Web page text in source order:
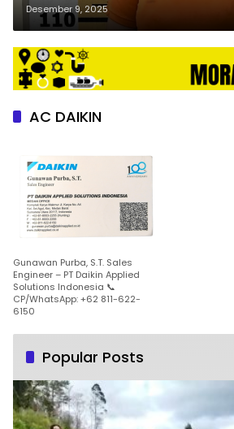
Polres Tebing Tinggi
Desember 9, 2025
AC DAIKIN
Gunawan Purba, S.T. Sales
Engineer – PT Daikin Applied
Solutions Indonesia 📞
CP/WhatsApp: +62 811-622-
6150
Popular Posts